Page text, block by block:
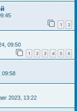
1 2
09:50
1 2 3 4 5 6
09:58
2023, 13:22